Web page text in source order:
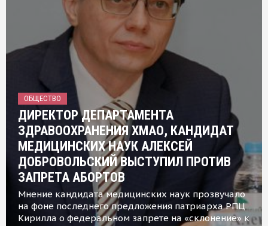
ОБЩЕСТВО
ДИРЕКТОР ДЕПАРТАМЕНТА
ЗДРАВООХРАНЕНИЯ ХМАО, КАНДИДАТ
МЕДИЦИНСКИХ НАУК АЛЕКСЕЙ
ДОБРОВОЛЬСКИЙ ВЫСТУПИЛ ПРОТИВ
ЗАПРЕТА АБОРТОВ
Мнение кандидата медицинских наук прозвучало
на фоне последнего предложения патриарха РПЦ
Кирилла о федеральном запрете на «склонение» к